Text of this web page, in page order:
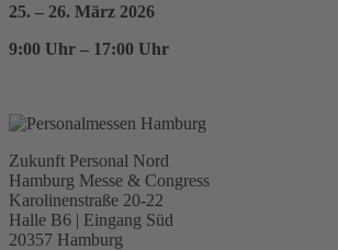
25. – 26. März 2026
9:00 Uhr – 17:00 Uhr
Zukunft Personal Nord
Hamburg Messe & Congress
Karolinenstraße 20-22
Halle B6 | Eingang Süd
20357 Hamburg